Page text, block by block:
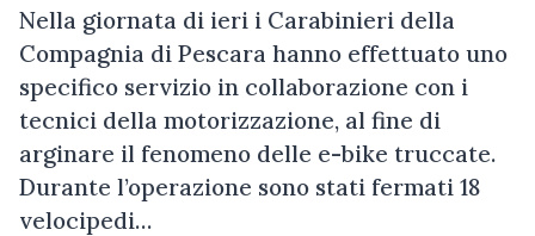
Nella giornata di ieri i Carabinieri della
Compagnia di Pescara hanno effettuato uno
specifico servizio in collaborazione con i
tecnici della motorizzazione, al fine di
arginare il fenomeno delle e-bike truccate.
Durante l’operazione sono stati fermati 18
velocipedi…